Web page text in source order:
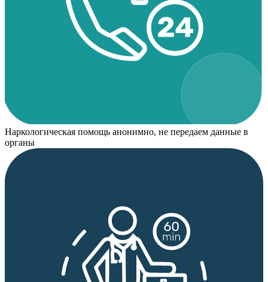
Наркологическая помощь анонимно, не передаем данные в
органы